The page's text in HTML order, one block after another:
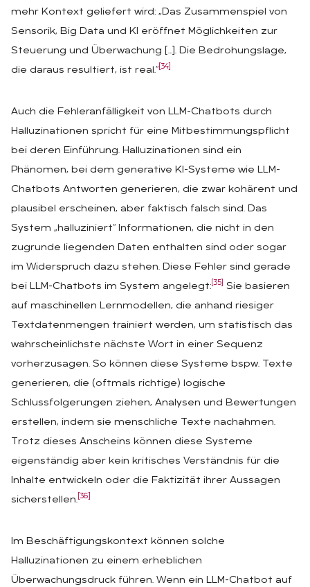
mehr Kontext geliefert wird: „Das Zusammenspiel von
Sensorik, Big Data und KI eröffnet Möglichkeiten zur
Steuerung und Überwachung […]. Die Bedrohungslage,
die daraus resultiert, ist real.“ [34]
Auch die Fehleranfälligkeit von LLM-Chatbots durch
Halluzinationen spricht für eine Mitbestimmungspflicht
bei deren Einführung. Halluzinationen sind ein
Phänomen, bei dem generative KI-Systeme wie LLM-
Chatbots Antworten generieren, die zwar kohärent und
plausibel erscheinen, aber faktisch falsch sind. Das
System „halluziniert“ Informationen, die nicht in den
zugrunde liegenden Daten enthalten sind oder sogar
im Widerspruch dazu stehen. Diese Fehler sind gerade
bei LLM-Chatbots im System angelegt: [35]
Sie basieren
auf maschinellen Lernmodellen, die anhand riesiger
Textdatenmengen trainiert werden, um statistisch das
wahrscheinlichste nächste Wort in einer Sequenz
vorherzusagen. So können diese Systeme bspw. Texte
generieren, die (oftmals richtige) logische
Schlussfolgerungen ziehen, Analysen und Bewertungen
erstellen, indem sie menschliche Texte nachahmen.
Trotz dieses Anscheins können diese Systeme
eigenständig aber kein kritisches Verständnis für die
Inhalte entwickeln oder die Faktizität ihrer Aussagen
sicherstellen. [36]
Im Beschäftigungskontext können solche
Halluzinationen zu einem erheblichen
Überwachungsdruck führen. Wenn ein LLM-Chatbot auf